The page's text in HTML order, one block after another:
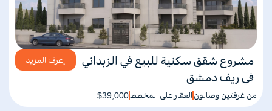
إعرف المزيد
مشروع شقق سكنية للبيع في الزبداني
في ريف دمشق
من غرفتين وصالونالعقار على المخطط$39,000